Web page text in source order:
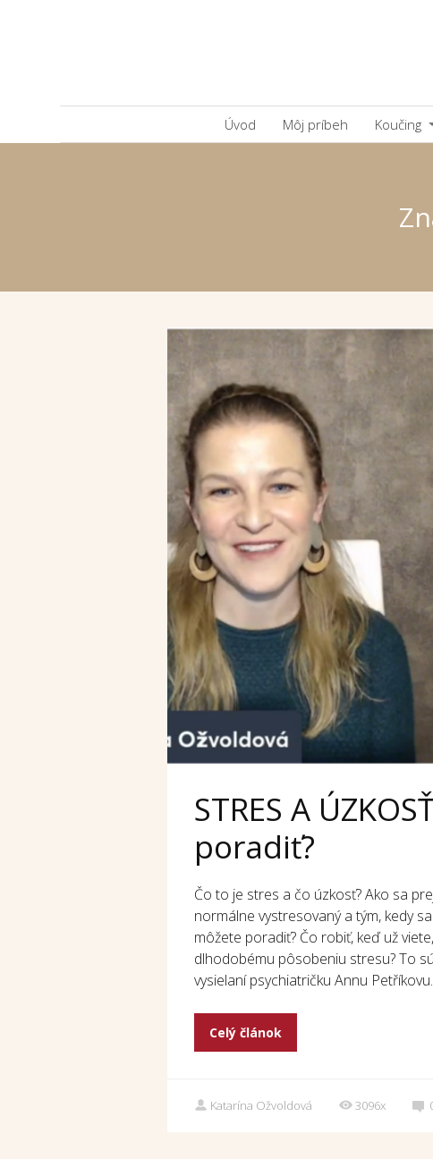
Úvod Môj príbeh Koučing
STRES A
poradiť?
Čo to je stres a čo úzkosť? Ako sa
normálne vystresovaný a tým, kedy
môžete poradiť? Čo robiť, keď už
dlhodobému pôsobeniu stresu? To
vysielaní psychiatričku Annu Petříkovu.
Celý článok
Katarína Ožvoldová 3096x